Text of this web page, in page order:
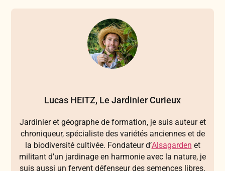
Lucas HEITZ, Le Jardinier Curieux
Jardinier et géographe de formation, je suis auteur et
chroniqueur, spécialiste des variétés anciennes et de
la biodiversité cultivée. Fondateur d’Alsagarden et
militant d’un jardinage en harmonie avec la nature, je
suis aussi un fervent défenseur des semences libres.